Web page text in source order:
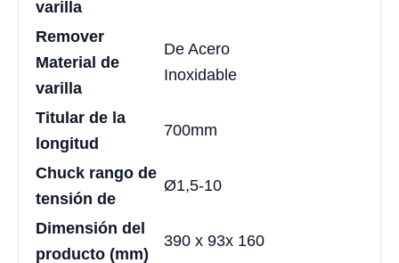
varilla
Remover
Material de
varilla
De Acero
Inoxidable
Titular de la
longitud
700mm
Chuck rango de
tensión de
Ø1,5-10
Dimensión del
producto (mm)
390 x 93x 160